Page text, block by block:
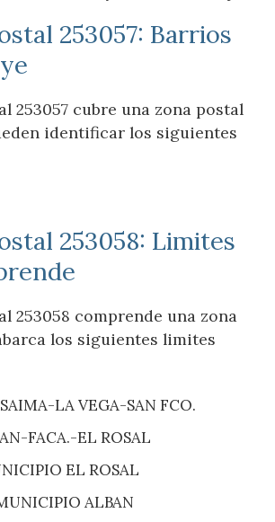
253057: Barrios
253057 cubre una zona postal
identificar los siguientes
253058: Limites
253058 comprende una zona
los siguientes limites
LA VEGA-SAN FCO.
FACA.-EL ROSAL
EL ROSAL
ALBAN